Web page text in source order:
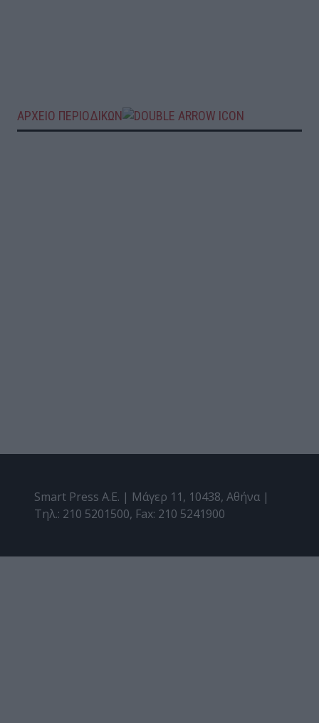
ΑΡΧΕΙΟ ΠΕΡΙΟΔΙΚΩΝ
Smart Press A.E. | Μάγερ 11, 10438, Αθήνα |
Τηλ.: 210 5201500, Fax: 210 5241900